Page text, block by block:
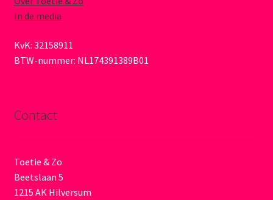
In de media
KvK: 32158911
BTW-nummer: NL174391389B01
Contact
Toetie & Zo
Beetslaan 5
1215 AK Hilversum